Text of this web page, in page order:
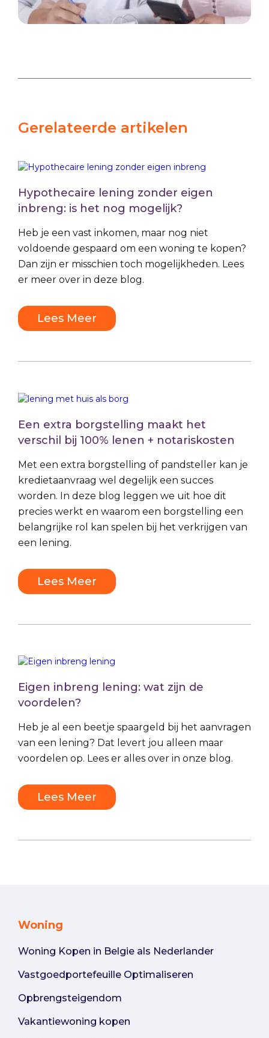
Gerelateerde artikelen
Hypothecaire lening zonder eigen
inbreng: is het nog mogelijk?
Heb je een vast inkomen, maar nog niet
voldoende gespaard om een woning te kopen?
Dan zijn er misschien toch mogelijkheden. Lees
er meer over in deze blog.
Lees Meer
Een extra borgstelling maakt het
verschil bij 100% lenen + notariskosten
Met een extra borgstelling of pandsteller kan je
kredietaanvraag wel degelijk een succes
worden. In deze blog leggen we uit hoe dit
precies werkt en waarom een borgstelling een
belangrijke rol kan spelen bij het verkrijgen van
een lening.
Lees Meer
Eigen inbreng lening: wat zijn de
voordelen?
Heb je al een beetje spaargeld bij het aanvragen
van een lening? Dat levert jou alleen maar
voordelen op. Lees er alles over in onze blog.
Lees Meer
Woning
Woning Kopen in Belgie als Nederlander
Vastgoedportefeuille Optimaliseren
Opbrengsteigendom
Vakantiewoning kopen